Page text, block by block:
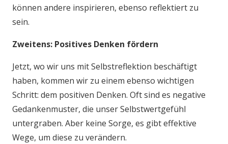
können andere inspirieren, ebenso reflektiert zu
sein.
Zweitens: Positives Denken fördern
Jetzt, wo wir uns mit Selbstreflektion beschäftigt
haben, kommen wir zu einem ebenso wichtigen
Schritt: dem positiven Denken. Oft sind es negative
Gedankenmuster, die unser Selbstwertgefühl
untergraben. Aber keine Sorge, es gibt effektive
Wege, um diese zu verändern.